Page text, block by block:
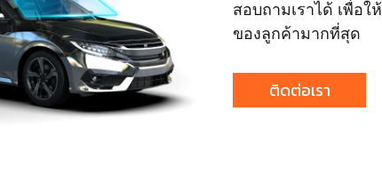
สอบถามเราได้ เพื่อ
ของลูกค้ามากที่สุด
ติดต่อเรา